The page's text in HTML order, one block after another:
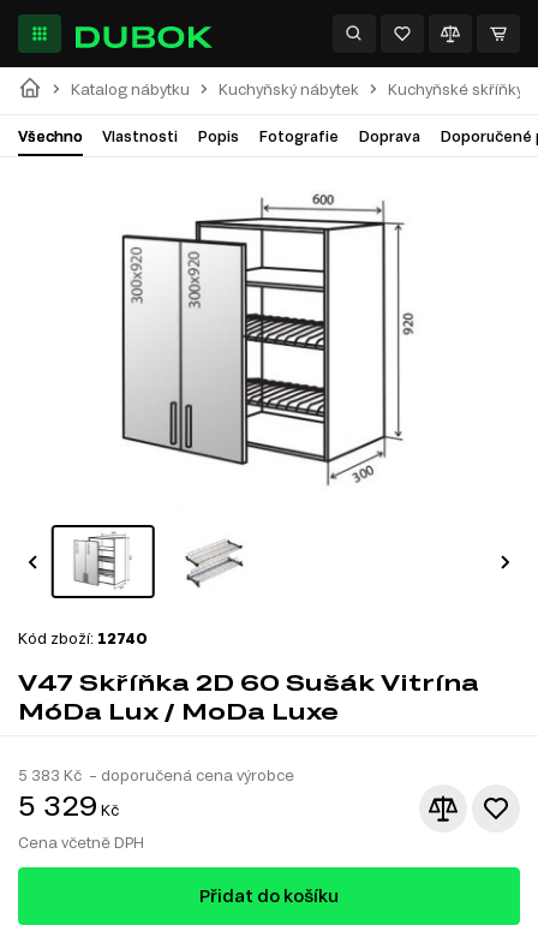
Katalog nábytku Kuchyňský nábytek Kuchyňské skříňky
Všechno Vlastnosti Popis Fotografie Doprava Doporučené
Kód zboží: 12740
V47 Skříňka 2D 60 Sušák Vitrína
MóDa Lux / MoDa Luxe
5 383 Kč – doporučená cena výrobce
5 329 Kč
Cena včetně DPH
Přidat do košíku